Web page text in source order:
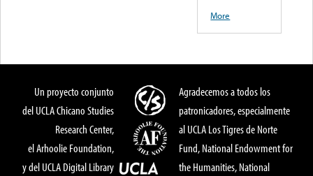
More
Un proyecto conjunto
del UCLA Chicano Studies
Research Center,
el Arhoolie Foundation,
y del UCLA Digital Library
Agradecemos a todos los
patronicadores, especialmente
al UCLA Los Tigres de Norte
Fund, National Endowment for
the Humanities, National